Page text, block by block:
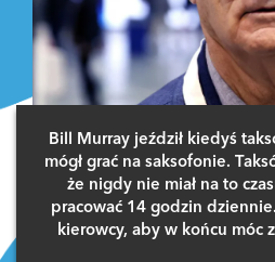
Bill Murray jeździł kiedyś
mógł grać na saksofonie.
że nigdy nie miał na to
pracować 14 godzin
kierowcy, aby w końcu móc